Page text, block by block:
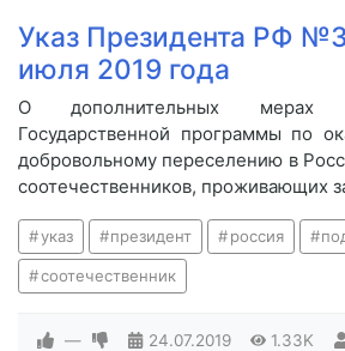
Указ Президента РФ
июля 2019 года
О дополнительных мерах
Государственной программы по
добровольному переселению в
соотечественников, проживающих
указ президент россия
соотечественник
— 24.07.2019 1.33K